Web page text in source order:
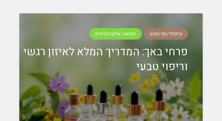
טיפולי גוף-נפש רפואה אלטרנטיבית
פרחי באך: המדריך המלא לאיזון רגשי
וריפוי טבעי